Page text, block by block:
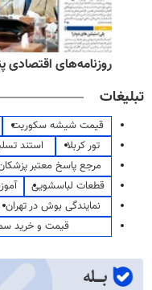
روزنامه‌های اقتصادی پنج‌شنبه
تبلیغات
قیمت شیشه سکوریت
تور کربلا
استند
مرجع پاسخ معتبر
قطعات لباسشویی
نمایندگی بوش در تهران
قیمت و خرید